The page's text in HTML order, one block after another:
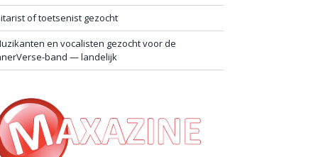
of toetsenist gezocht
en vocalisten gezocht voor de
band — landelijk